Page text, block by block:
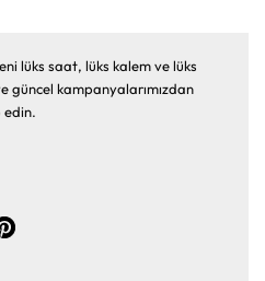
lüks saat, lüks kalem ve lüks
güncel kampanyalarımızdan
edin.